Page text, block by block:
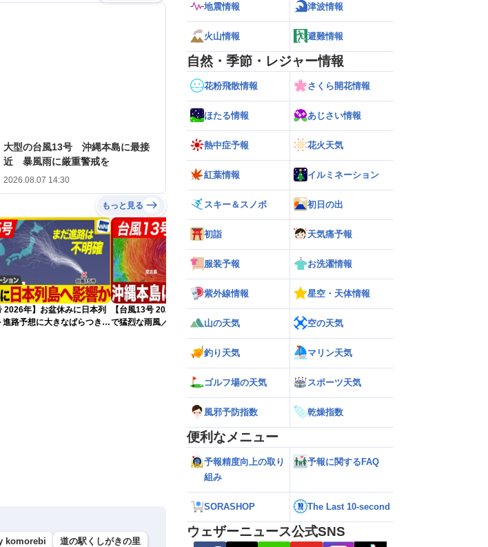
大型の台風13号 沖縄本島に最接
近 暴風雨に厳重警戒を
2026.08.07 14:30
もっと見る
2026年】お盆休みに日本列
進路予想に大きなばらつき
【台風13号 2026年】沖縄本島に最接近
で猛烈な雨風／動き遅く影響長引くおそ
【台風13号 2026年】台風の目に入る直
前の猛烈な雨風 最大瞬間風速42.2m/s観
（7日11時更新）
komorebi
道の駅くしがきの里
地震情報 津波情報
火山情報 避難情報
自然・季節・レジャー情報
花粉飛散情報 さくら開花情報
ほたる情報 あじさい情報
熱中症予報 花火天気
紅葉情報 イルミネーション
スキー＆スノボ 初日の出
初詣 天気痛予報
服装予報 お洗濯情報
紫外線情報 星空・天体情報
山の天気 空の天気
釣り天気 マリン天気
ゴルフ場の天気 スポーツ天気
風邪予防指数 乾燥指数
便利なメニュー
予報精度向上の取り
組み
予報に関するFAQ
SORASHOP The Last 10-second
ウェザーニュース公式SNS